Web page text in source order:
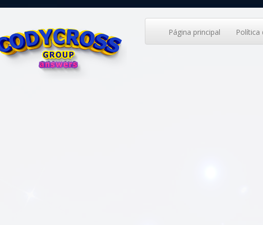
Página principal Política